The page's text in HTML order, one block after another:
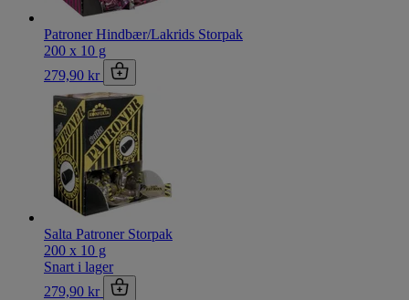
Patroner Hindbær/Lakrids Storpak
200 x 10 g
279,90 kr
Salta Patroner Storpak
200 x 10 g
Snart i lager
279,90 kr